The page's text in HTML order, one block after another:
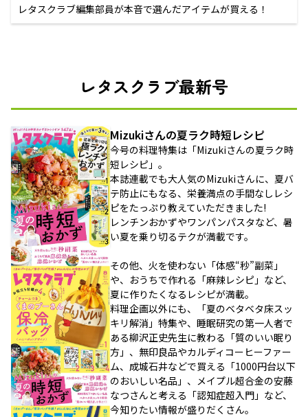
レタスクラブ編集部員が本音で選んだアイテムが買える！
レタスクラブ最新号
Mizukiさんの夏ラク時短レシピ
今号の料理特集は「Mizukiさんの夏ラク時
短レシピ」。
本誌連載でも大人気のMizukiさんに、夏バ
テ防止にもなる、栄養満点の手間なしレシ
ピをたっぷり教えていただきました!
レンチンおかずやワンパンパスタなど、暑
い夏を乗り切るテクが満載です。
その他、火を使わない「体感“秒”副菜」
や、おうちで作れる「麻辣レシピ」など、
夏に作りたくなるレシピが満載。
料理企画以外にも、「夏のベタベタ床スッ
キリ解消」特集や、睡眠研究の第一人者で
ある柳沢正史先生に教わる「質のいい眠り
方」、無印良品やカルディコーヒーファー
ム、成城石井などで買える「1000円台以下
のおいしい名品」、メイプル超合金の安藤
なつさんと考える「認知症超入門」など、
今知りたい情報が盛りだくさん。